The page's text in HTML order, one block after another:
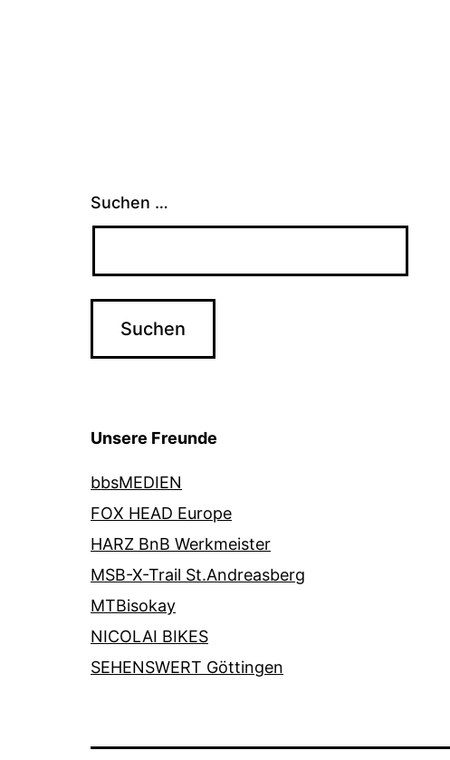
Suchen …
Unsere Freunde
bbsMEDIEN
FOX HEAD Europe
HARZ BnB Werkmeister
MSB-X-Trail St.Andreasberg
MTBisokay
NICOLAI BIKES
SEHENSWERT Göttingen